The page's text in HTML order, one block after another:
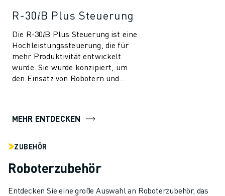
R-30𝑖B Plus Steuerung
Die R-30𝑖B Plus Steuerung ist eine
Hochleistungssteuerung, die für
mehr Produktivität entwickelt
wurde. Sie wurde konzipiert, um
den Einsatz von Robotern und
Fertigungsindust...
MEHR ENTDECKEN
ZUBEHÖR
Roboterzubehör
Entdecken Sie eine große Auswahl an Roboterzubehör, das